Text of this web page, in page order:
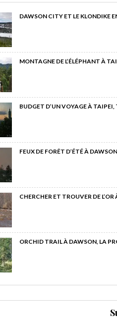
DAWSON CITY ET LE KLONDIKE
MONTAGNE DE L’ÉLÉPHANT À
BUDGET D’UN VOYAGE À
FEUX DE FORÊT D’ÉTÉ À
CHERCHER ET TROUVER DE
ORCHID TRAIL À DAWSON, LA